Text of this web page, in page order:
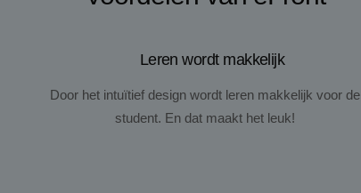
Leren wordt makkelijk
Door het intuïtief design wordt leren makkelijk voor de
student. En dat maakt het leuk!